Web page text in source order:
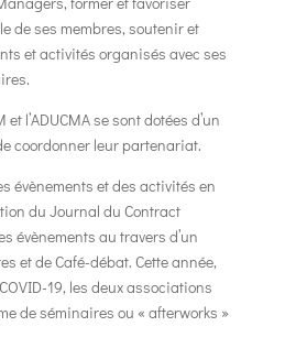
de ses membres, soutenir et
et activités organisés avec ses
et l’ADUCMA se sont dotées d’un
coordonner leur partenariat.
évènements et des activités en
du Journal du Contract
évènements au travers d’un
et de Café-débat. Cette année,
19, les deux associations
de séminaires ou « afterworks »